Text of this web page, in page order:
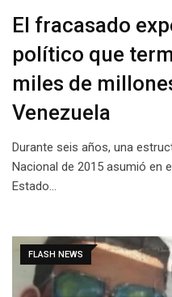
El fracasado
político que
miles de
Venezuela
Durante seis años, una
Nacional de 2015 asumió en
Estado…
FLASH NEWS